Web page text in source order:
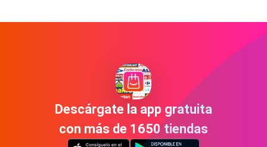
Descárgate la app gratuita
con más de 1650 tiendas